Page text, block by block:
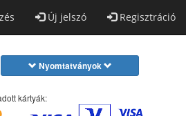
Új jelszó Regisztráció
Nyomtatványok
kártyák: